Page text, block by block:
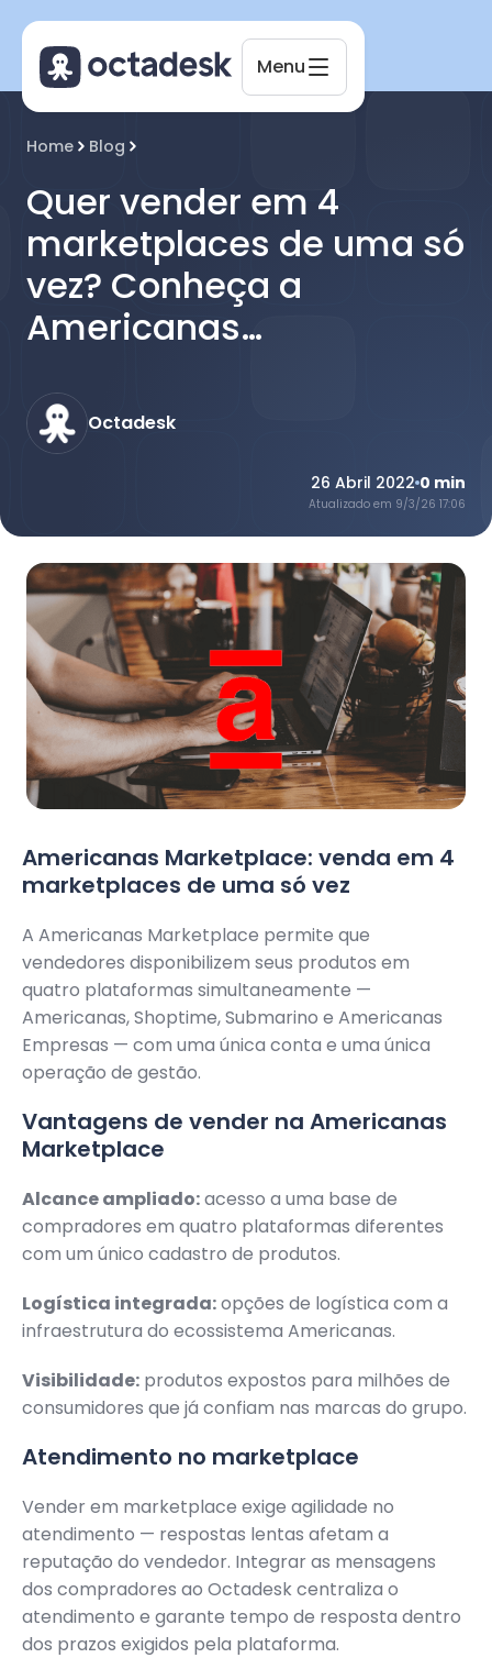
Menu
Home Blog
Quer vender em 4
marketplaces de uma só
vez? Conheça a
Americanas
Octadesk
26 Abril 2022 0 min
Atualizado em 9/3/26 17:06
Americanas Marketplace: venda em 4
marketplaces de uma só vez
A Americanas Marketplace permite que
vendedores disponibilizem seus produtos em
quatro plataformas simultaneamente —
Americanas, Shoptime, Submarino e Americanas
Empresas — com uma única conta e uma única
operação de gestão.
Vantagens de vender na Americanas
Marketplace
Alcance ampliado:acesso a uma base de
compradores em quatro plataformas diferentes
com um único cadastro de produtos.
Logística integrada:opções de logística com a
infraestrutura do ecossistema Americanas.
Visibilidade: produtos expostos para milhões de
consumidores que já confiam nas marcas do grupo.
Atendimento no marketplace
Vender em marketplace exige agilidade no
atendimento — respostas lentas afetam a
reputação do vendedor. Integrar as mensagens
dos compradores ao Octadesk centraliza o
atendimento e garante tempo de resposta dentro
dos prazos exigidos pela plataforma.
Online agora